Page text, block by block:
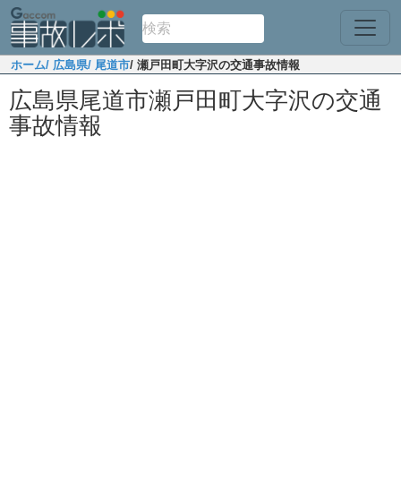
ホーム/ 広島県/ 尾道市/ 瀬戸田町大字沢の交通事故情報
広島県尾道市瀬戸田町大字沢の交通
事故情報